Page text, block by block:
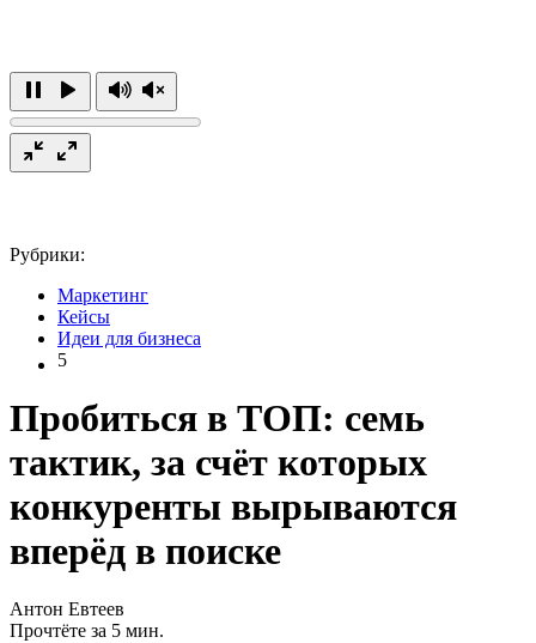
Рубрики:
Маркетинг
Кейсы
Идеи для бизнеса
5
Пробиться в ТОП: семь
тактик, за счёт которых
конкуренты вырываются
вперёд в поиске
Антон Евтеев
Прочтёте за 5 мин.